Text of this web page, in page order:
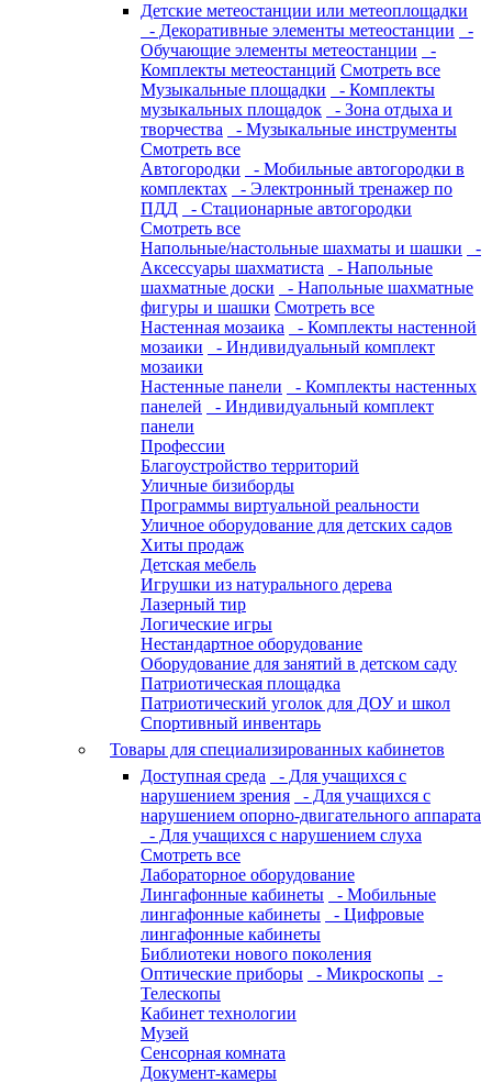
Детские метеостанции или метеоплощадки
- Декоративные элементы метеостанции
-
Обучающие элементы метеостанции
-
Комплекты метеостанций Смотреть все
Музыкальные площадки
- Комплекты
музыкальных площадок
- Зона отдыха и
творчества
- Музыкальные инструменты
Смотреть все
Автогородки
- Мобильные автогородки в
комплектах
- Электронный тренажер по
ПДД
- Стационарные автогородки
Смотреть все
Напольные/настольные шахматы и шашки
-
Аксессуары шахматиста
- Напольные
шахматные доски
- Напольные шахматные
фигуры и шашки Смотреть все
Настенная мозаика
- Комплекты настенной
мозаики
- Индивидуальный комплект
мозаики
Настенные панели
- Комплекты настенных
панелей
- Индивидуальный комплект
панели
Профессии
Благоустройство территорий
Уличные бизиборды
Программы виртуальной реальности
Уличное оборудование для детских садов
Хиты продаж
Детская мебель
Игрушки из натурального дерева
Лазерный тир
Логические игры
Нестандартное оборудование
Оборудование для занятий в детском саду
Патриотическая площадка
Патриотический уголок для ДОУ и школ
Спортивный инвентарь
Товары для специализированных кабинетов
Доступная среда
- Для учащихся с
нарушением зрения
- Для учащихся с
нарушением опорно-двигательного аппарата
- Для учащихся с нарушением слуха
Смотреть все
Лабораторное оборудование
Лингафонные кабинеты
- Мобильные
лингафонные кабинеты
- Цифровые
лингафонные кабинеты
Библиотеки нового поколения
Оптические приборы
- Микроскопы
-
Телескопы
Кабинет технологии
Музей
Сенсорная комната
Документ-камеры